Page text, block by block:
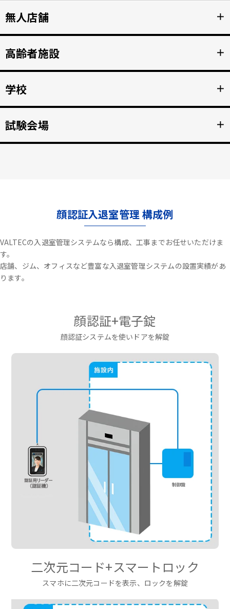
スマホへ接続。 入居者の顔を認証して、手ぶらでドア解
錠。
詳細を見る >>
無人店舗 ＋
時間無人営業を実現。
詳細を見る >>
高齢者施設 ＋
検知、スマホへの着信アラートで重大事故を防止。
詳細を見る >>
学校 ＋
詳細を見る >>
試験会場 ＋
顔認証入退室管理 構成例
VALTECの入退室管理システムなら構成、工事までお任せいただけま
す。
店舗、ジム、オフィスなど豊富な入退室管理システムの設置実績があ
ります。
顔認証+電子錠
顔認証システムを使いドアを解錠
二次元コード+スマートロック
スマホに二次元コードを表示、ロックを解錠